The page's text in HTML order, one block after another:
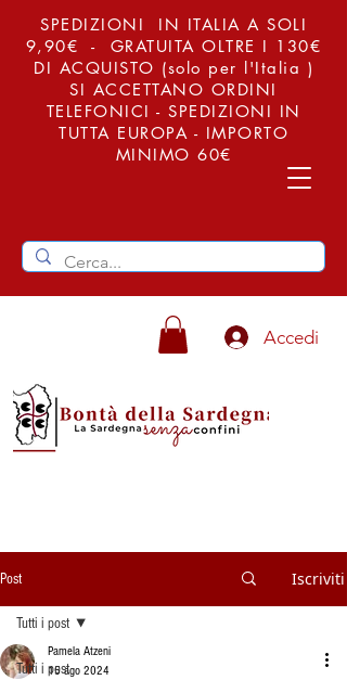
SPEDIZIONI IN ITALIA A SOLI
9,90€ - GRATUITA OLTRE I 130€
DI ACQUISTO (solo per l'Italia )
SI ACCETTANO ORDINI
TELEFONICI - SPEDIZIONI IN
TUTTA EUROPA - IMPORTO
MINIMO 60€
Accedi
Post Iscriviti
Tutti i post
Tutti i post
Pamela Atzeni
15 ago 2024